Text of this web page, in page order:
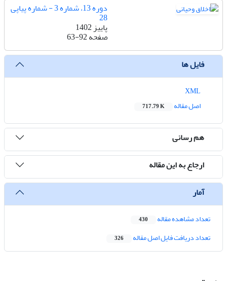
دوره 13، شماره 3 - شماره پیاپی
28
پاییز 1402
صفحه63-92
فایل ها
اصل مقاله
717.79 K
هم رسانی
ارجاع به این مقاله
آمار
تعداد مشاهده مقاله 430
تعداد دریافت فایل اصل مقاله 326